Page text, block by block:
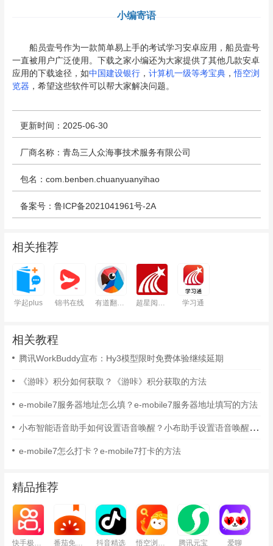
小编寄语
船员壹号作为一款简单易上手的考试学习安卓应用，船员壹号
一直被用户广泛使用。下载之家小编还为大家提供了其他几款安卓
应用的下载途径，如中国建设银行， 计算机一级等考宝典，悟空浏
览器 ，希望这些软件可以帮大家解决问题。
更新时间：2025-06-30
厂商名称：青岛三人众海事技术服务有限公司
包名：com.benben.chuanyuanyihao
备案号：鲁ICP备2021041961号-2A
相关推荐
学起plus 锦书在线 有道翻译官 超星阅读器 学习通
相关教程
腾讯WorkBuddy宣布：Hy3模型限时免费体验继续延期
《游咔》积分如何获取？《游咔》积分获取的方法
e-mobile7服务器地址怎么填？e-mobile7服务器地址填写的方法
小布智能语音助手如何设置语音唤醒？小布助手设置语音唤醒的方法
e-mobile7怎么打卡？e-mobile7打卡的方法
精品推荐
快手极速版 番茄免费小说 抖音精选 悟空浏览器 腾讯元宝 爱聊